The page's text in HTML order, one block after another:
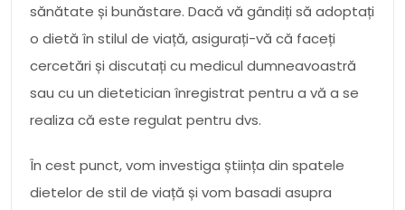
sănătate și bunăstare. Dacă vă gândiți să adoptați
o dietă în stilul de viață, asigurați-vă că faceți
cercetări și discutați cu medicul dumneavoastră
sau cu un dietetician înregistrat pentru a vă a se
realiza că este regulat pentru dvs.
În cest punct, vom investiga știința din spatele
dietelor de stil de viață și vom basadi asupra